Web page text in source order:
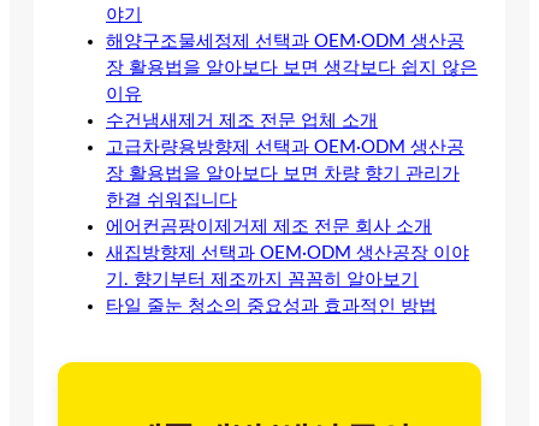
야기
해양구조물세정제 선택과 OEM·ODM 생산공
장 활용법을 알아보다 보면 생각보다 쉽지 않은
이유
수건냄새제거 제조 전문 업체 소개
고급차량용방향제 선택과 OEM·ODM 생산공
장 활용법을 알아보다 보면 차량 향기 관리가
한결 쉬워집니다
에어컨곰팡이제거제 제조 전문 회사 소개
새집방향제 선택과 OEM·ODM 생산공장 이야
기. 향기부터 제조까지 꼼꼼히 알아보기
타일 줄눈 청소의 중요성과 효과적인 방법